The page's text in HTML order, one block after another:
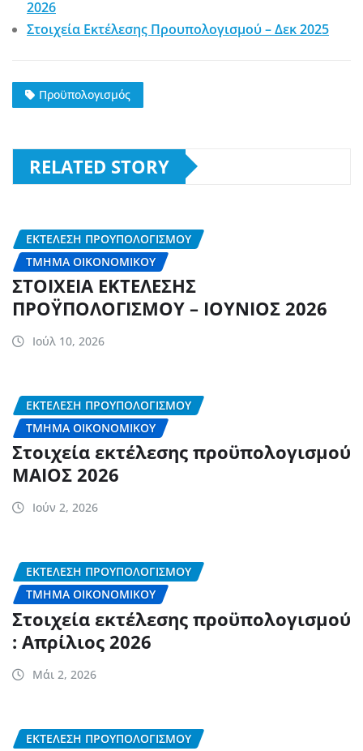
2026
Στοιχεία Εκτέλεσης Προυπολογισμού – Δεκ 2025
Προϋπολογισμός
RELATED STORY
ΕΚΤΈΛΕΣΗ ΠΡΟΎΠΟΛΟΓΙΣΜΟΥ
ΤΜΉΜΑ ΟΙΚΟΝΟΜΙΚΟΎ
ΣΤΟΙΧΕΙΑ ΕΚΤΕΛΕΣΗΣ
ΠΡΟΫΠΟΛΟΓΙΣΜΟΥ – ΙΟΥΝΙΟΣ 2026
Ιούλ 10, 2026
ΕΚΤΈΛΕΣΗ ΠΡΟΎΠΟΛΟΓΙΣΜΟΥ
ΤΜΉΜΑ ΟΙΚΟΝΟΜΙΚΟΎ
Στοιχεία εκτέλεσης προϋπολογισμού
ΜΑΙΟΣ 2026
Ιούν 2, 2026
ΕΚΤΈΛΕΣΗ ΠΡΟΎΠΟΛΟΓΙΣΜΟΥ
ΤΜΉΜΑ ΟΙΚΟΝΟΜΙΚΟΎ
Στοιχεία εκτέλεσης προϋπολογισμού
: Απρίλιος 2026
Μάι 2, 2026
ΕΚΤΈΛΕΣΗ ΠΡΟΎΠΟΛΟΓΙΣΜΟΥ